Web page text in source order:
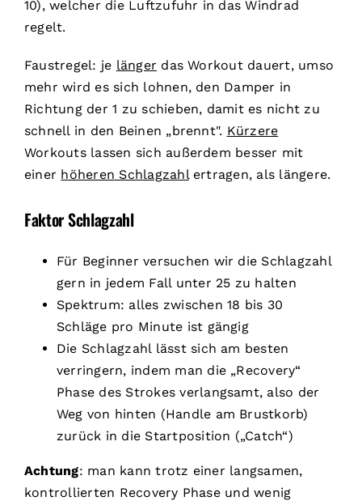
10), welcher die Luftzufuhr in das Windrad
regelt.
Faustregel: je länger das Workout dauert, umso
mehr wird es sich lohnen, den Damper in
Richtung der 1 zu schieben, damit es nicht zu
schnell in den Beinen „brennt". Kürzere
Workouts lassen sich außerdem besser mit
einer höheren Schlagzahlertragen, als längere.
Faktor Schlagzahl
Für Beginner versuchen wir die Schlagzahl
gern in jedem Fall unter 25 zu halten
Spektrum: alles zwischen 18 bis 30
Schläge pro Minute ist gängig
Die Schlagzahl lässt sich am besten
verringern, indem man die „Recovery“
Phase des Strokes verlangsamt, also der
Weg von hinten (Handle am Brustkorb)
zurück in die Startposition („Catch“)
Achtung: man kann trotz einer langsamen,
kontrollierten Recovery Phase und wenig